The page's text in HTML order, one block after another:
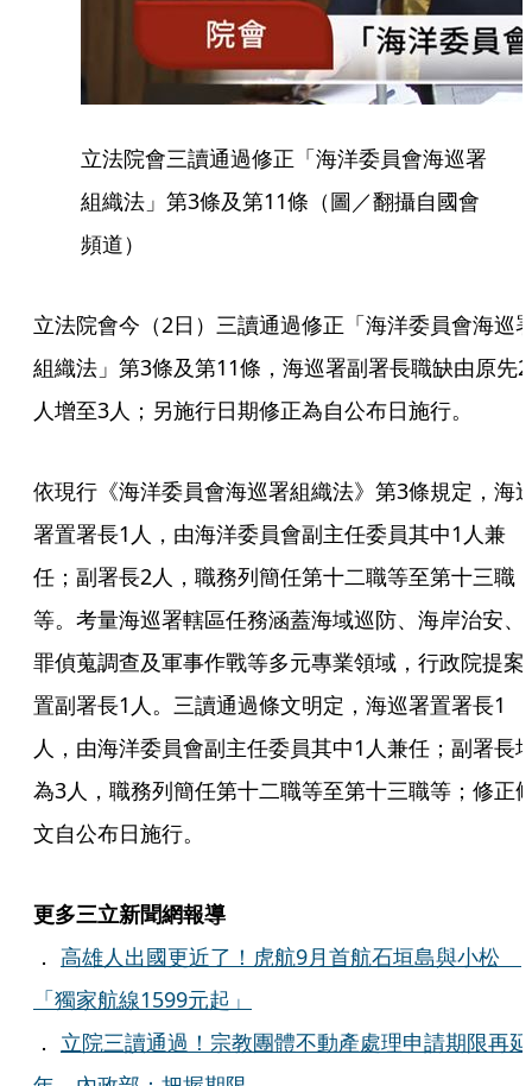
立法院會三讀通過修正「海洋委員會海巡署
組織法」第3條及第11條（圖／翻攝自國會
頻道）
立法院會今（2日）三讀通過修正「海洋委員會海巡
組織法」第3條及第11條，海巡署副署長職缺由原先2
人增至3人；另施行日期修正為自公布日施行。
依現行《海洋委員會海巡署組織法》第3條規定，海
署置署長1人，由海洋委員會副主任委員其中1人兼
任；副署長2人，職務列簡任第十二職等至第十三職
等。考量海巡署轄區任務涵蓋海域巡防、海岸治安、
罪偵蒐調查及軍事作戰等多元專業領域，行政院提案
置副署長1人。三讀通過條文明定，海巡署置署長1
人，由海洋委員會副主任委員其中1人兼任；副署長
為3人，職務列簡任第十二職等至第十三職等；修正
文自公布日施行。
更多三立新聞網報導
． 高雄人出國更近了！虎航9月首航石垣島與小松
「獨家航線1599元起」
． 立院三讀通過！宗教團體不動產處理申請期限再